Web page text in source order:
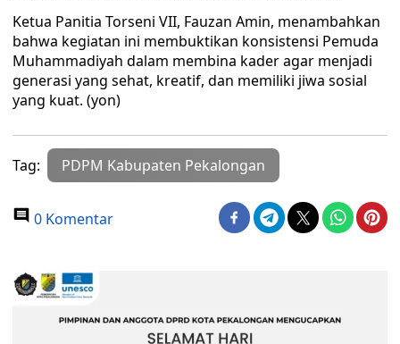
Ketua Panitia Torseni VII, Fauzan Amin, menambahkan
bahwa kegiatan ini membuktikan konsistensi Pemuda
Muhammadiyah dalam membina kader agar menjadi
generasi yang sehat, kreatif, dan memiliki jiwa sosial
yang kuat. (yon)
Tag: PDPM Kabupaten Pekalongan
0 Komentar